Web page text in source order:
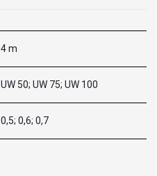
4 m
UW 50; UW 75; UW 100
0,5; 0,6; 0,7